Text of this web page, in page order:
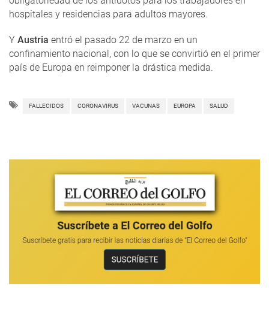
hospitales y residencias para adultos mayores.
Y Austria entró el pasado 22 de marzo en un
confinamiento nacional, con lo que se convirtió en el primer
país de Europa en reimponer la drástica medida.
FALLECIDOS CORONAVIRUS VACUNAS EUROPA SALUD